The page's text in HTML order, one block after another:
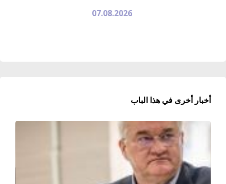
07.08.2026
أخبار أخرى في هذا الباب